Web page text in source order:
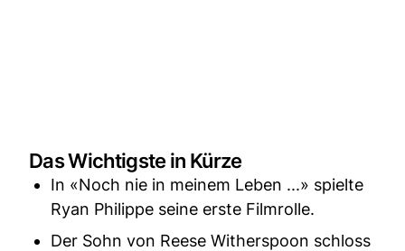
Das Wichtigste in Kürze
In «Noch nie in meinem Leben ...» spielte
Ryan Philippe seine erste Filmrolle.
Der Sohn von Reese Witherspoon schloss